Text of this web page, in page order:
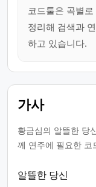
코드툴은 곡별
정리해 검색과
하고 있습니다.
가사
황금심의 알뜰한 당
께 연주에 필요한 코
알뜰한 당신